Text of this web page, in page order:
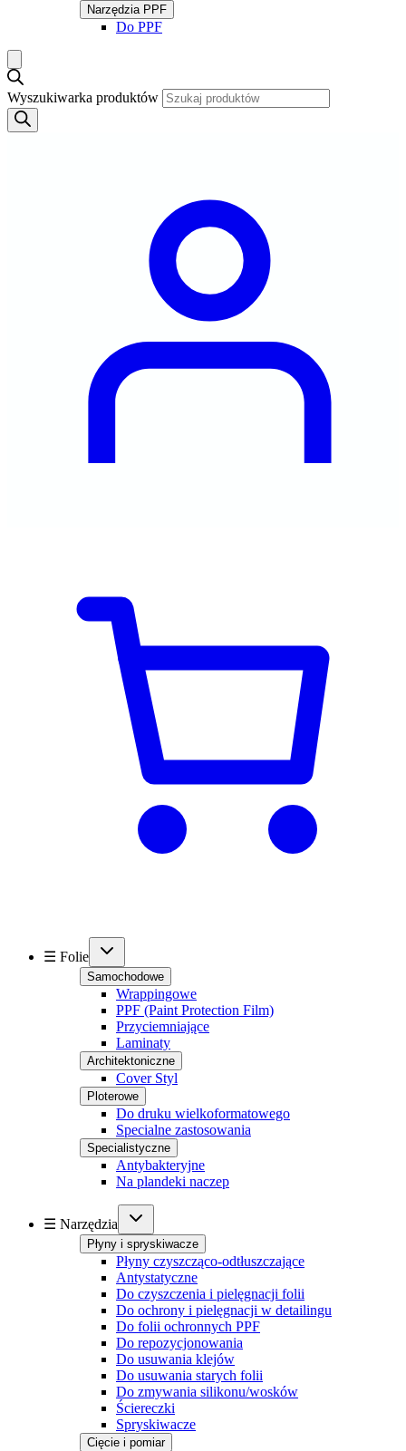
Narzędzia PPF
Do PPF
Wyszukiwarka produktów
☰ Folie
Samochodowe
Wrappingowe
PPF (Paint Protection Film)
Przyciemniające
Laminaty
Architektoniczne
Cover Styl
Ploterowe
Do druku wielkoformatowego
Specialne zastosowania
Specialistyczne
Antybakteryjne
Na plandeki naczep
☰ Narzędzia
Płyny i spryskiwacze
Płyny czyszcząco-odtłuszczające
Antystatyczne
Do czyszczenia i pielęgnacji folii
Do ochrony i pielęgnacji w detailingu
Do folii ochronnych PPF
Do repozycjonowania
Do usuwania klejów
Do usuwania starych folii
Do zmywania silikonu/wosków
Ściereczki
Spryskiwacze
Cięcie i pomiar